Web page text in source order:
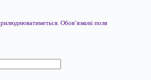
Обов’язкові поля